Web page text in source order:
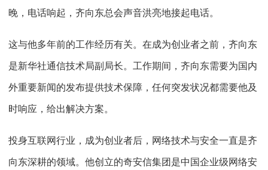
晚，电话响起，齐向东总会声音洪亮地接起电话。
这与他多年前的工作经历有关。在成为创业者之前，齐向东
是新华社通信技术局副局长。工作期间，齐向东需要为国内
外重要新闻的发布提供技术保障，任何突发状况都需要他及
时响应，给出解决方案。
投身互联网行业，成为创业者后，网络技术与安全一直是齐
向东深耕的领域。他创立的奇安信集团是中国企业级网络安